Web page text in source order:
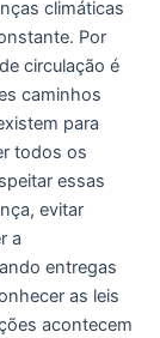
climáticas
Por
circulação é
caminhos
para
todos os
essas
evitar
a
entregas
as leis
acontecem